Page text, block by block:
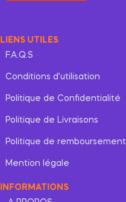
LIENS UTILES
F.A.Q.S
Conditions d’utilisation
Politique de Confidentialité
Politique de Livraisons
Politique de remboursement
Mention légale
INFORMATIONS